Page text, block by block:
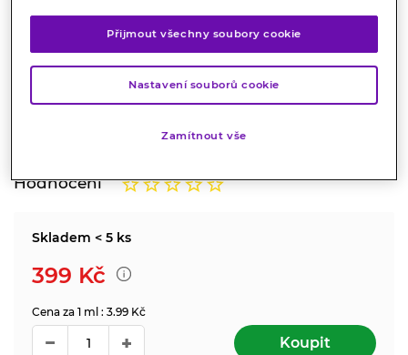
A-DERMA Dermalibour+ Barrier
Ochranný krém 100 ml
Kosmetika
Zklidňující ochranný krém pro péči o podrážděnou a
Hodnocení
Skladem < 5 ks
399 Kč
Cena za 1 ml : 3.99 Kč
Koupit
Přijmout všechny soubory cookie
Nastavení souborů cookie
Zamítnout vše